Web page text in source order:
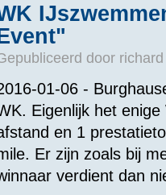
door
01-06 -
Eigenlijk het
en 1
Er zijn zoals bij
verdient dan